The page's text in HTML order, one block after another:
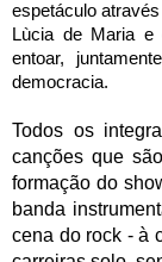
espetáculo
Lùcia de Maria e
entoar,
democracia.
Todos os
canções que
formação do
banda
cena do rock - à